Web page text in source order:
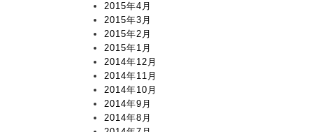
2015年4月
2015年3月
2015年2月
2015年1月
2014年12月
2014年11月
2014年10月
2014年9月
2014年8月